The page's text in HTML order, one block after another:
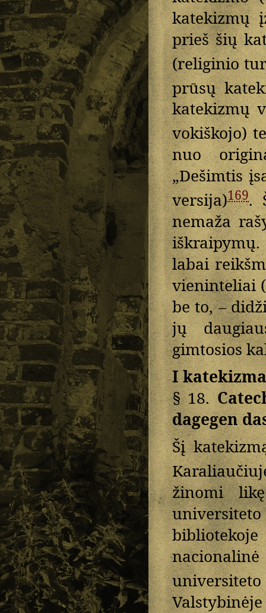
katekizmų
prieš šių
(religinio
prūsų
katekizmų
vokiškojo)
nuo
„Dešimtis
versija)169.
nemaža
labai
vieninteliai
be to, –
jų
gimtosios
I
§ 18.
dagegen
Šį
žinomi